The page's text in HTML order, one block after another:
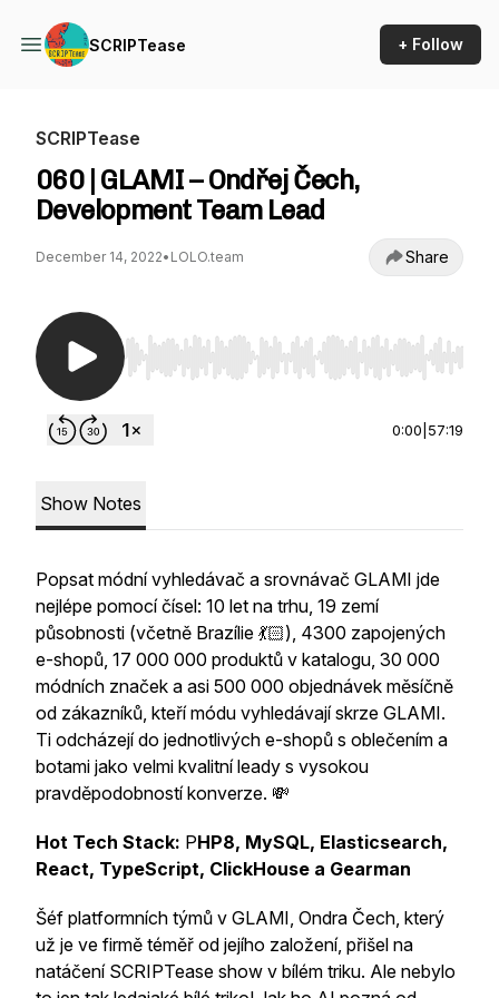
SCRIPTease + Follow
SCRIPTease
060 | GLAMI – Ondřej Čech,
Development Team Lead
December 14, 2022• LOLO.team Share
Use Left/Right to seek, Home/End to jump to
0:00 57:19
Show Notes
Popsat módní vyhledávač a srovnávač GLAMI jde
nejlépe pomocí čísel: 10 let na trhu, 19 zemí
působnosti (včetně Brazílie 💃🏻), 4300 zapojených
e-shopů, 17 000 000 produktů v katalogu, 30 000
módních značek a asi 500 000 objednávek měsíčně
od zákazníků, kteří módu vyhledávají skrze GLAMI.
Ti odcházejí do jednotlivých e-shopů s oblečením a
botami jako velmi kvalitní leady s vysokou
pravděpodobností konverze. 💸
Hot Tech Stack: PHP8, MySQL, Elasticsearch,
React, TypeScript, ClickHouse a Gearman
Šéf platformních týmů v GLAMI, Ondra Čech, který
už je ve firmě téměř od jejího založení, přišel na
natáčení SCRIPTease show v bílém triku. Ale nebylo